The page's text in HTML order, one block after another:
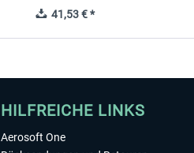
41,53 € *
HILFREICHE LINKS
Aerosoft One